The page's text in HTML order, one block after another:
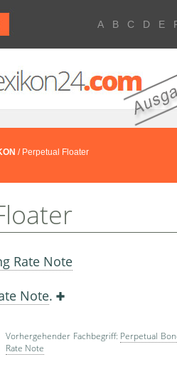
A B C D E
/ Perpetual Floater
Rate Note
Note.
Vorhergehender Fachbegriff: Perpetual
Rate Note